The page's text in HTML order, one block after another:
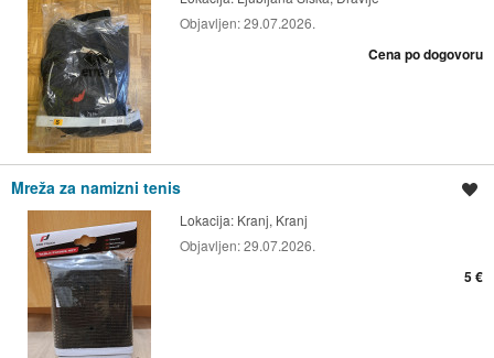
Objavljen:29.07.2026.
Cena po dogovoru
Mreža za namizni tenis
Lokacija: Kranj, Kranj
Objavljen:29.07.2026.
5 €